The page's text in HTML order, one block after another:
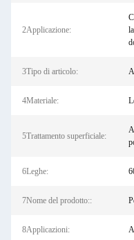
2Applicazione:
3Tipo di articolo:
4Materiale:
5Trattamento superficiale:
6Leghe:
7Nome del prodotto::
8Applicazioni: